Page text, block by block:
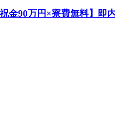
金90万円×寮費無料】